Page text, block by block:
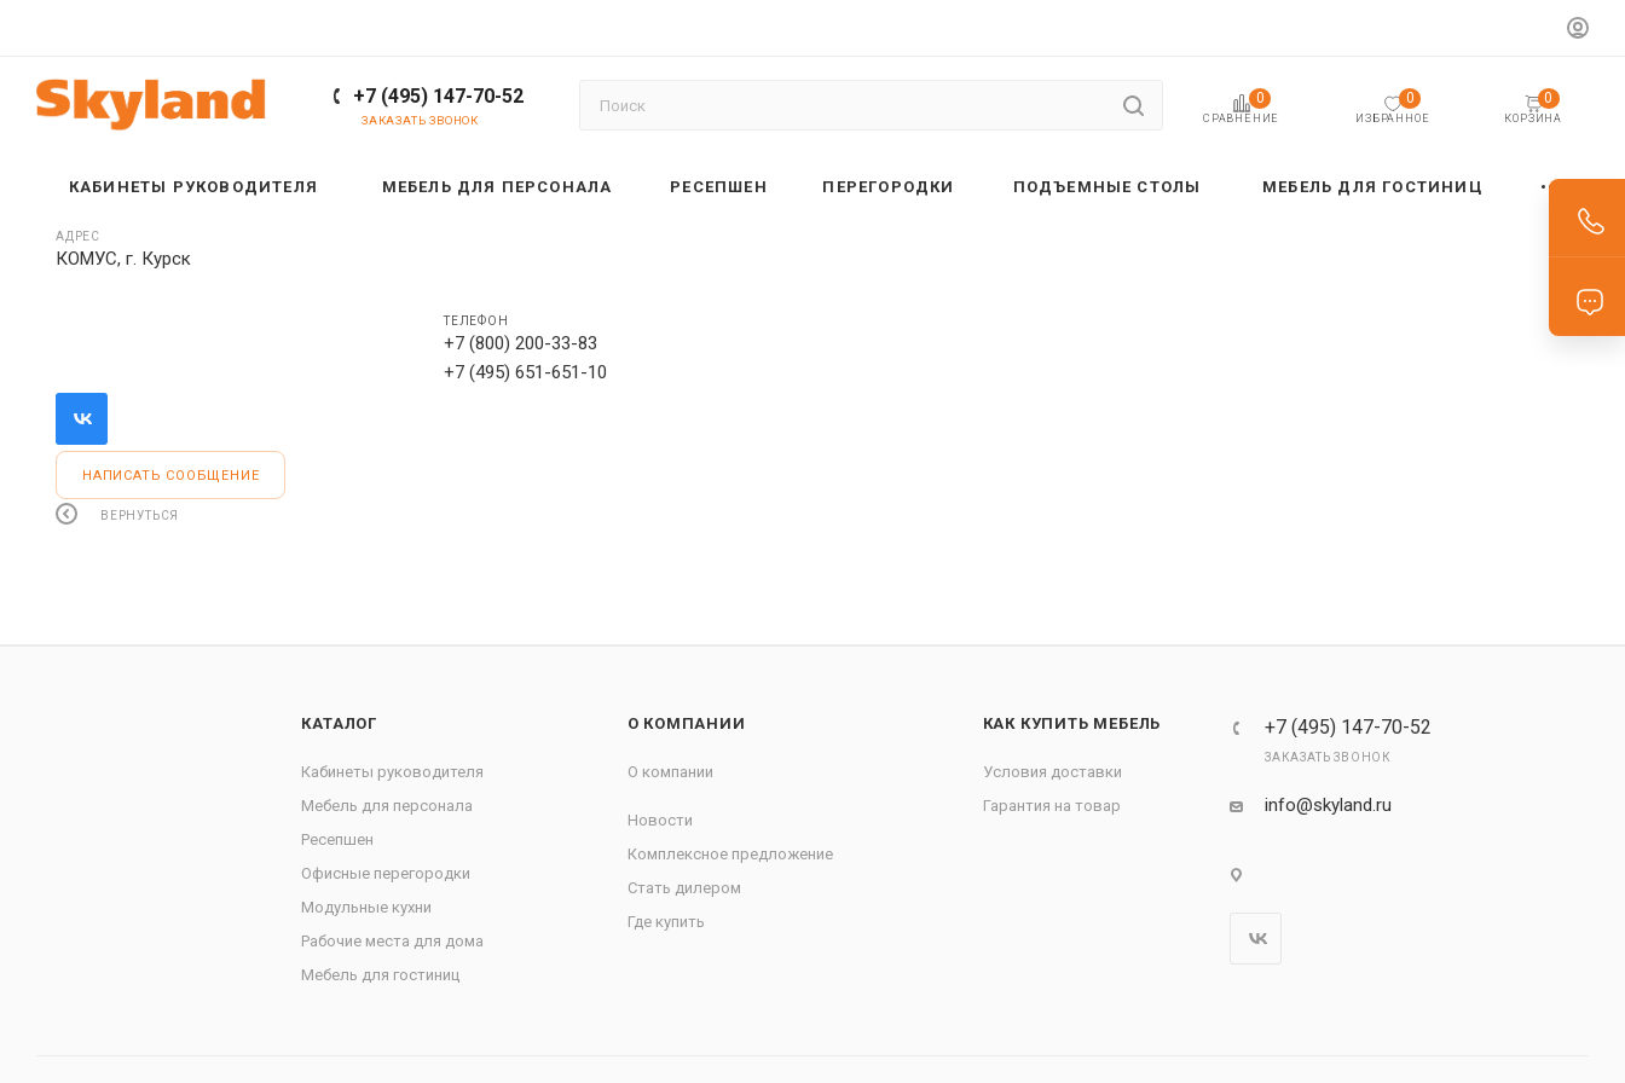
+7 (495) 147-70-52
ЗАКАЗАТЬ ЗВОНОК СРАВНЕНИЕ
0
ИЗБРАННОЕ
0
КОРЗИНА
0
КАБИНЕТЫ РУКОВОДИТЕЛЯ МЕБЕЛЬ ДЛЯ ПЕРСОНАЛА РЕСЕПШЕН ПЕРЕГОРОДКИ ПОДЪЕМНЫЕ СТОЛЫ МЕБЕЛЬ ДЛЯ ГОСТИНИЦ
АДРЕС
КОМУС, г. Курск
ТЕЛЕФОН
+7 (800) 200-33-83
+7 (495) 651-651-10
НАПИСАТЬ СООБЩЕНИЕ
ВЕРНУТЬСЯ
КАТАЛОГ
Кабинеты руководителя
Мебель для персонала
Ресепшен
Офисные перегородки
Модульные кухни
Рабочие места для дома
Мебель для гостиниц
О КОМПАНИИ
О компании
Новости
Комплексное предложение
Стать дилером
Где купить
КАК КУПИТЬ МЕБЕЛЬ
Условия доставки
Гарантия на товар
+7 (495) 147-70-52
ЗАКАЗАТЬ ЗВОНОК
info@skyland.ru